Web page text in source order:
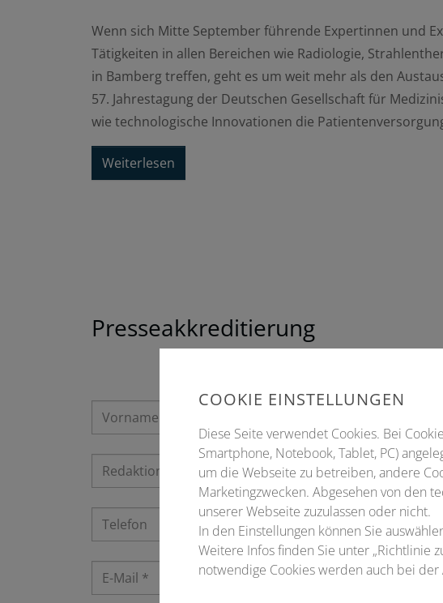
Wenn sich Mitte September führende Expertinnen und
Tätigkeiten in allen Bereichen wie Radiologie,
in Bamberg treffen, geht es um weit mehr als den
57. Jahrestagung der Deutschen Gesellschaft für
wie technologische Innovationen die
Weiterlesen
Presseakkreditierung
COOKIE EINSTELLUNGEN
Diese Seite verwendet Cookies. Bei
Smartphone, Notebook, Tablet, PC)
um die Webseite zu betreiben, andere
Marketingzwecken. Abgesehen von den
unserer Webseite zuzulassen oder nicht.
In den Einstellungen können Sie
Weitere Infos finden Sie unter „Richtlinie
notwendige Cookies werden auch bei der